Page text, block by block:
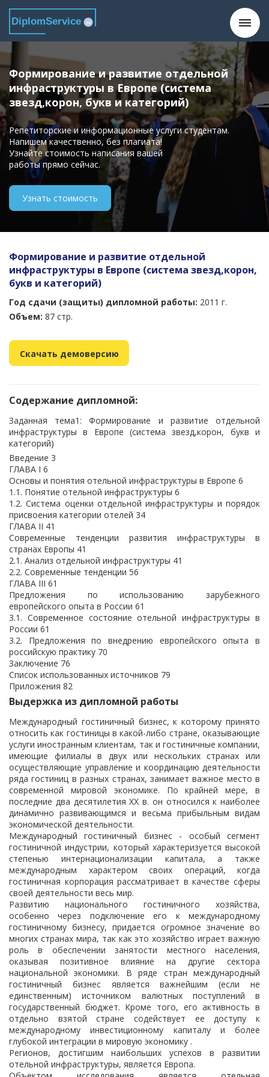
DiplomService .ru
Формирование и развитие отдельной
инфраструктуры в Европе (система
звезд,корон, букв и категорий)
Репетиторские и информационные услуги студентам.
Напишем качественно, без плагиата!
Узнайте стоимость написания вашей
работы прямо сейчас.
Узнать стоимость
Формирование и развитие отдельной
инфраструктуры в Европе (система звезд,корон,
букв и категорий)
Год сдачи (защиты) дипломной работы: 2011 г.
Объем: 87 стр.
Скачать демоверсию
Содержание дипломной:
Заданная тема1: Формирование и развитие отдельной
инфраструктуры в Европе (система звезд,корон, букв и
категорий)
Введение 3
ГЛАВА I 6
Основы и понятия отельной инфраструктуры в Европе 6
1.1. Понятие отельной инфраструктуры 6
1.2. Система оценки отдельной инфраструктуры и порядок
присвоения категории отелей 34
ГЛАВА II 41
Современные тенденции развития инфраструктуры в
странах Европы 41
2.1. Анализ отдельной инфраструктуры 41
2.2. Современные тенденции 56
ГЛАВА III 61
Предложения по использованию зарубежного
европейского опыта в России 61
3.1. Современное состояние отельной инфраструктуры в
России 61
3.2. Предложения по внедрению европейского опыта в
российскую практику 70
Заключение 76
Список использованных источников 79
Приложения 82
Выдержка из дипломной работы
Международный гостиничный бизнес, к которому принято
относить как гостиницы в какой-либо стране, оказывающие
услуги иностранным клиентам, так и гостиничные компании,
имеющие филиалы в двух или нескольких странах или
осуществляющие управление и координацию деятельности
ряда гостиниц в разных странах, занимает важное место в
современной мировой экономике. По крайней мере, в
последние два десятилетия XX в. он относился к наиболее
динамично развивающимся и весьма прибыльным видам
экономической деятельности.
Международный гостиничный бизнес - особый сегмент
гостиничной индустрии, который характеризуется высокой
степенью интернационализации капитала, а также
международным характером своих операций, когда
гостиничная корпорация рассматривает в качестве сферы
своей деятельности весь мир.
Развитию национального гостиничного хозяйства,
особенно через подключение его к международному
гостиничному бизнесу, придается огромное значение во
многих странах мира, так как это хозяйство играет важную
роль в обеспечении занятости местного населения,
оказывая позитивное влияние на другие сектора
национальной экономики. В ряде стран международный
гостиничный бизнес является важнейшим (если не
единственным) источником валютных поступлений в
государственный бюджет. Кроме того, его активность в
отдельно взятой стране содействует ее доступу к
международному инвестиционному капиталу и более
глубокой интеграции в мировую экономику .
Регионов, достигшим наибольших успехов в развитии
отельной инфраструктуры, является Европа.